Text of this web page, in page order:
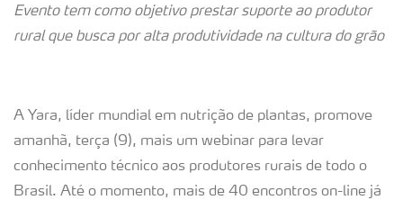
Evento tem como objetivo prestar suporte ao produtor
rural que busca por alta produtividade na cultura do grão
A Yara, líder mundial em nutrição de plantas, promove
amanhã, terça (9), mais um webinar para levar
conhecimento técnico aos produtores rurais de todo o
Brasil. Até o momento, mais de 40 encontros on-line já